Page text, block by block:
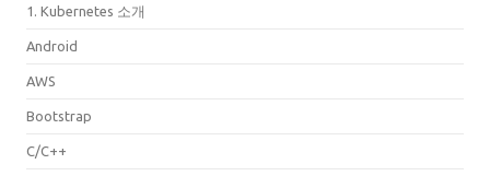
1. Kubernetes 소개
Android
AWS
Bootstrap
C/C++